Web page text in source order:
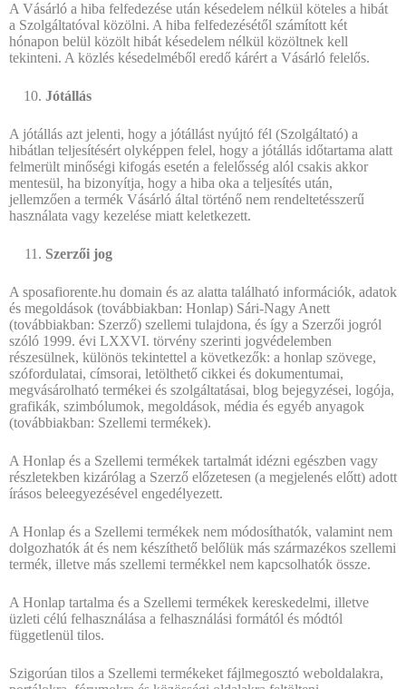
A Vásárló a hiba felfedezése után késedelem nélkül köteles a hibát
a Szolgáltatóval közölni. A hiba felfedezésétől számított két
hónapon belül közölt hibát késedelem nélkül közöltnek kell
tekinteni. A közlés késedelméből eredő kárért a Vásárló felelős.
Jótállás
A jótállás azt jelenti, hogy a jótállást nyújtó fél (Szolgáltató) a
hibátlan teljesítésért olyképpen felel, hogy a jótállás időtartama alatt
felmerült minőségi kifogás esetén a felelősség alól csakis akkor
mentesül, ha bizonyítja, hogy a hiba oka a teljesítés után,
jellemzően a termék Vásárló által történő nem rendeltetésszerű
használata vagy kezelése miatt keletkezett.
Szerzői jog
A sposafiorente.hu domain és az alatta található információk, adatok
és megoldások (továbbiakban: Honlap) Sári-Nagy Anett
(továbbiakban: Szerző) szellemi tulajdona, és így a Szerzői jogról
szóló 1999. évi LXXVI. törvény szerinti jogvédelemben
részesülnek, különös tekintettel a következők: a honlap szövege,
szófordulatai, címsorai, letölthető cikkei és dokumentumai,
megvásárolható termékei és szolgáltatásai, blog bejegyzései, logója,
grafikák, szimbólumok, megoldások, média és egyéb anyagok
(továbbiakban: Szellemi termékek).
A Honlap és a Szellemi termékek tartalmát idézni egészben vagy
részletekben kizárólag a Szerző előzetesen (a megjelenés előtt) adott
írásos beleegyezésével engedélyezett.
A Honlap és a Szellemi termékek nem módosíthatók, valamint nem
dolgozhatók át és nem készíthető belőlük más származékos szellemi
termék, illetve más szellemi termékkel nem kapcsolhatók össze.
A Honlap tartalma és a Szellemi termékek kereskedelmi, illetve
üzleti célú felhasználása a felhasználási formától és módtól
függetlenül tilos.
Szigorúan tilos a Szellemi termékeket fájlmegosztó weboldalakra,